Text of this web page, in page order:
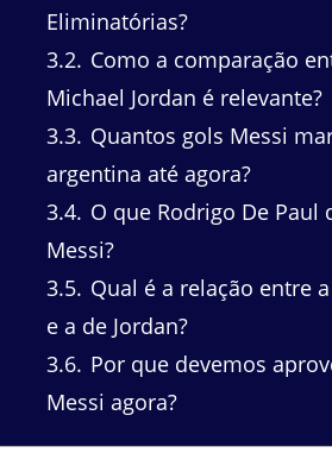
Eliminatórias?
3.2 Como a comparação
Michael Jordan é relevante?
3.3 Quantos gols Messi
argentina até agora?
3.4 O que Rodrigo De Paul
Messi?
3.5 Qual é a relação entre
e a de Jordan?
3.6 Por que devemos
Messi agora?